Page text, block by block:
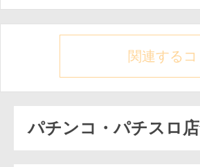
関連する
パチンコ・パチスロ